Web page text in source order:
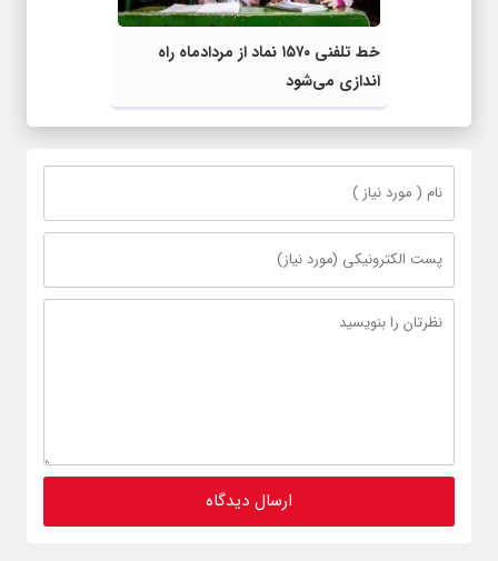
خط تلفنی ۱۵۷۰ نماد از مردادماه راه
اندازی می‌شود